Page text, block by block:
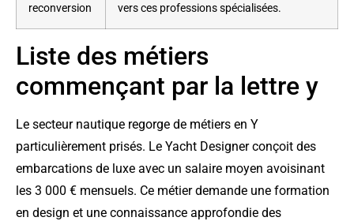
reconversion
vers ces professions spécialisées.
Liste des métiers
commençant par la lettre y
Le secteur nautique regorge de métiers en Y
particulièrement prisés. Le Yacht Designer conçoit des
embarcations de luxe avec un salaire moyen avoisinant
les 3 000 € mensuels. Ce métier demande une formation
en design et une connaissance approfondie des